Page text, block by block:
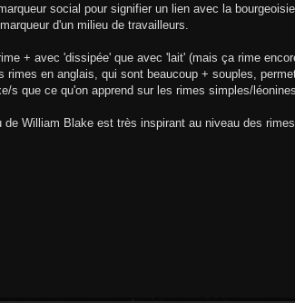
social pour signifier un lien avec la
d'un milieu de travailleurs.
+ avec 'dissipée' que avec 'lait' (mais ça rime
rimes en anglais, qui sont beaucoup + souples,
s que ce qu'on apprend sur les rimes simples/
de William Blake est très inspirant au niveau des